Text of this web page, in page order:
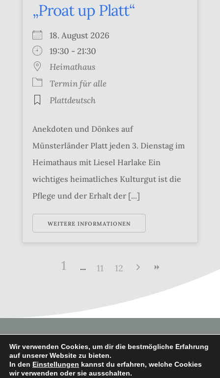
„Proat up Platt“
18. August 2026
19:30 - 21:30
Heimathaus
Termin für alle
Plattdeutsch
Anekdoten und Dönkes auf
Münsterländer Platt jeden 3. Dienstag im
Heimathaus mit Liesel Harlake Ein
wichtiges heimatliches Kulturgut ist die
Pflege und der Erhalt der [...]
WEITERE INFORMATIONEN
1 11 12
Copyright © 2026 Heimatverein
Wir verwenden Cookies, um dir die bestmögliche Erfahrung
auf unserer Website zu bieten.
In den Einstellungen kannst du erfahren, welche Cookies
wir verwenden oder sie ausschalten.